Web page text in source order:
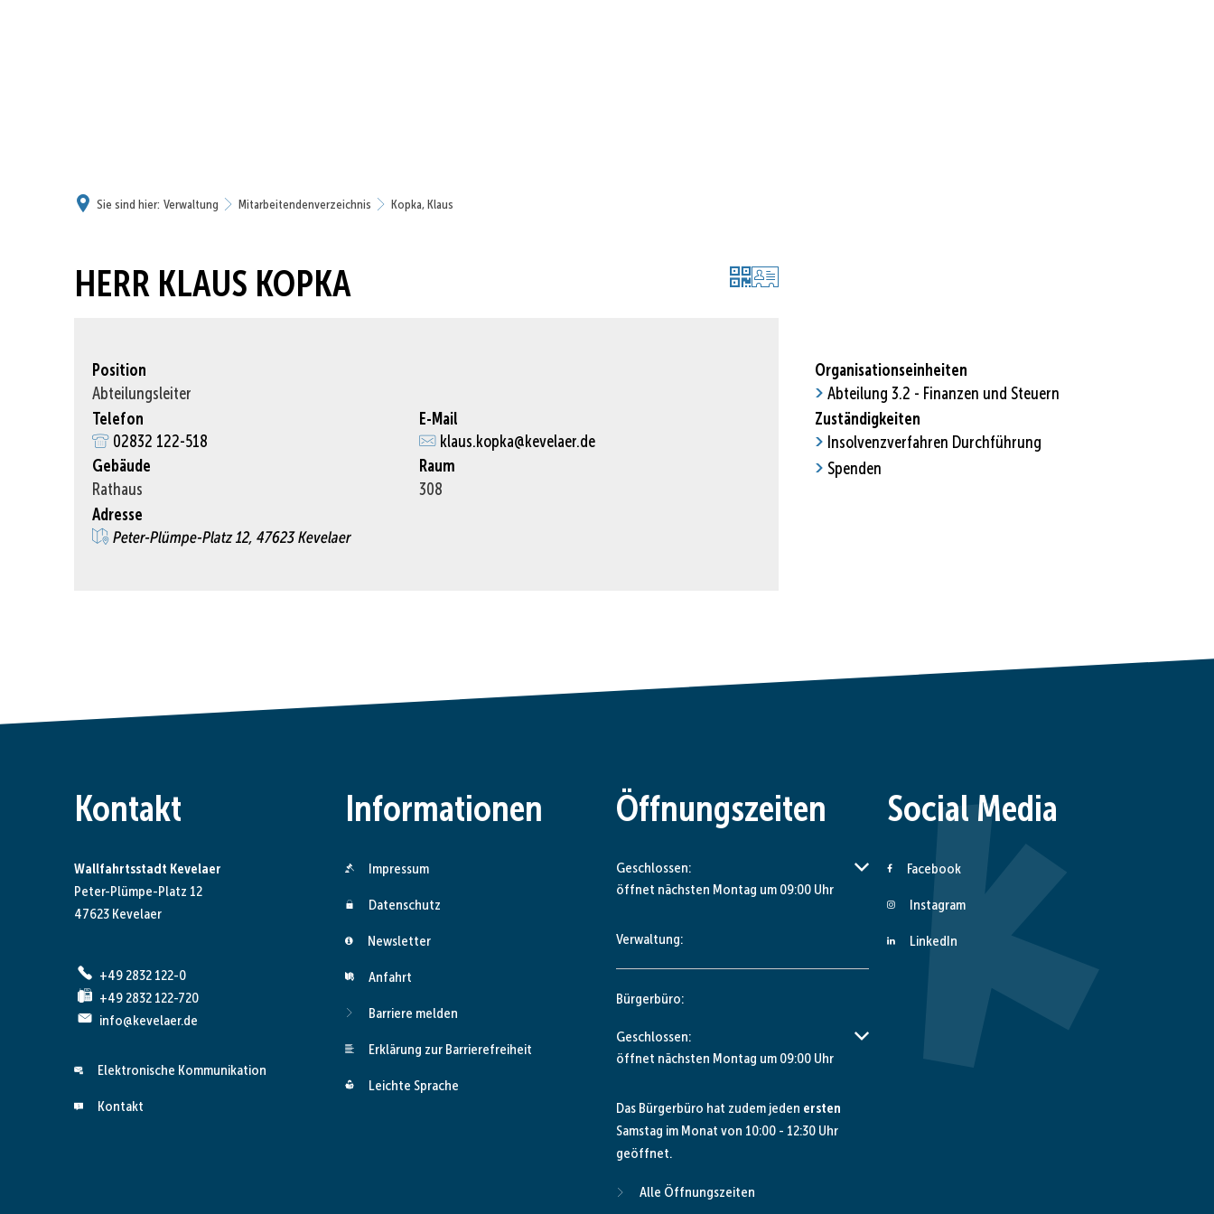
Sie sind hier: Verwaltung Mitarbeitendenverzeichnis Kopka, Klaus
HERR KLAUS KOPKA
Position
Abteilungsleiter
Telefon
02832 122-518
E-Mail
klaus.kopka@kevelaer.de
Gebäude
Rathaus
Raum
308
Adresse
Peter-Plümpe-Platz 12, 47623 Kevelaer
Organisationseinheiten
Abteilung 3.2 - Finanzen und Steuern
Zuständigkeiten
Insolvenzverfahren Durchführung
Spenden
Kontakt
Wallfahrtsstadt Kevelaer
Peter-Plümpe-Platz 12
47623 Kevelaer
+49 2832 122-0
+49 2832 122-720
info@kevelaer.de
Elektronische Kommunikation
Kontakt
Informationen
Impressum
Datenschutz
Newsletter
Anfahrt
Barriere melden
Erklärung zur Barrierefreiheit
Leichte Sprache
Öffnungszeiten
Klicken, um weitere Öffnungs- oder Schließzeiten auszublenden
Geschlossen:
öffnet nächsten Montag um 09:00 Uhr
Verwaltung:
Bürgerbüro:
Klicken, um weitere Öffnungs- oder Schließzeiten auszublenden
Geschlossen:
öffnet nächsten Montag um 09:00 Uhr
Das Bürgerbüro hat zudem jeden ersten
Samstag im Monat von 10:00 - 12:30 Uhr
geöffnet.
Alle Öffnungszeiten
Social Media
Facebook
Instagram
LinkedIn